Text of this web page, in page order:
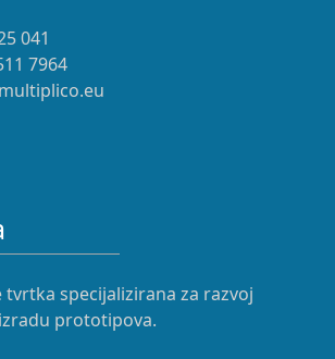
041
7964
specijalizirana za razvoj
prototipova.